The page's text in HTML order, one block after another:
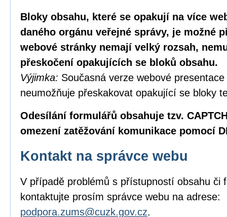
Bloky obsahu, které se opakují na více
daného orgánu veřejné správy, je možné
webové stránky nemají velký rozsah,
přeskočení opakujících se bloků obsahu.
Výjimka: Současná verze webové
neumožňuje přeskakovat opakující se bloky
Odesílání formulářů obsahuje tzv.
omezení zatěžování komunikace pomocí
Kontakt na správce webu
V případě problémů s přístupností obsahu či
kontaktujte prosím správce webu na adrese:
podpora.zums@cuzk.gov.cz.